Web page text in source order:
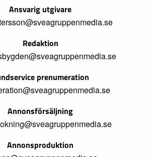
Ansvarig utgivare
Redaktion
prenumeration
Annonsförsäljning
Annonsproduktion